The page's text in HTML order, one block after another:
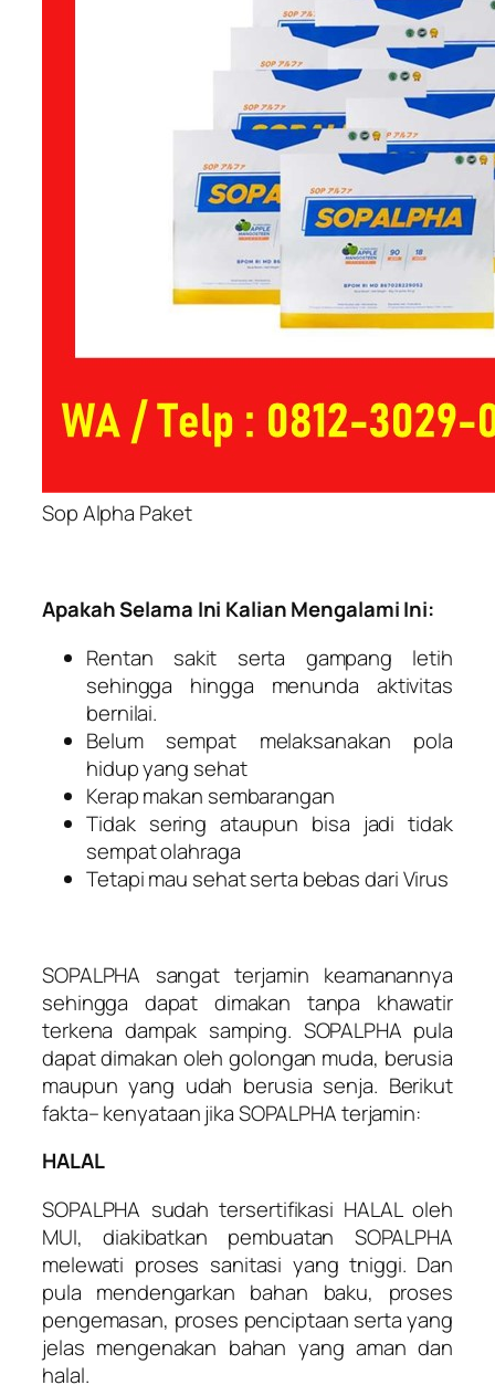
Sop Alpha Paket
Apakah Selama Ini Kalian Mengalami Ini:
Rentan sakit serta gampang letih
sehingga hingga menunda aktivitas
bernilai.
Belum sempat melaksanakan pola
hidup yang sehat
Kerap makan sembarangan
Tidak sering ataupun bisa jadi tidak
sempat olahraga
Tetapi mau sehat serta bebas dari Virus
SOPALPHA sangat terjamin keamanannya
sehingga dapat dimakan tanpa khawatir
terkena dampak samping. SOPALPHA pula
dapat dimakan oleh golongan muda, berusia
maupun yang udah berusia senja. Berikut
fakta– kenyataan jika SOPALPHA terjamin:
HALAL
SOPALPHA sudah tersertifikasi HALAL oleh
MUI, diakibatkan pembuatan SOPALPHA
melewati proses sanitasi yang tniggi. Dan
pula mendengarkan bahan baku, proses
pengemasan, proses penciptaan serta yang
jelas mengenakan bahan yang aman dan
halal.